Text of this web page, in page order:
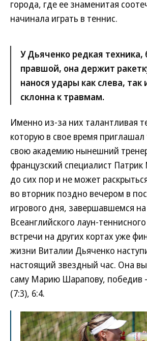
города, где ее знаменитая
начинала играть в теннис.
У Дьяченко редкая техника,
правшой, она держит
нанося удары как слева, так
склонна к травмам.
Именно из-за них талантливая
которую в свое время приглашал
свою академию нынешний
французский специалист Патрик
до сих пор и не может
во вторник поздно вечером в
игрового дня, завершавшемся
Всеанглийского лаун-
встречи на других кортах уже
жизни Виталии Дьяченко
настоящий звездный час. Она
саму Марию Шарапову, победив
(7:3), 6:4.